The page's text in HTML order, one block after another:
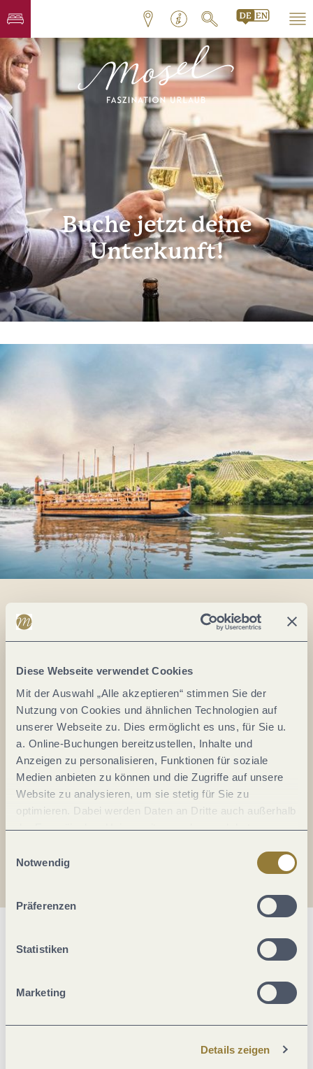
Diese Webseite verwendet Cookies
Mit der Auswahl „Alle akzeptieren“ stimmen Sie der
Nutzung von Cookies und ähnlichen Technologien auf
unserer Webseite zu. Dies ermöglicht es uns, für Sie u.
a. Online-Buchungen bereitzustellen, Inhalte und
Anzeigen zu personalisieren, Funktionen für soziale
Medien anbieten zu können und die Zugriffe auf unsere
Website zu analysieren, um sie stetig für Sie zu
optimieren. Dabei werden Daten an Dritte auch außerhalb
der Europäischen Union weitergegeben und dort
jederzeit widerrufen werden. Mit der Auswahl "Alle
ablehnen" kann es zu Beeinträchtigungen in der Nutzung
Notwendig
Präferenzen
Statistiken
Marketing
Details zeigen
Buche jetzt deine
Unterkunft!
Alles im Fluss...
Mosel im Abo: Mit unserem Newsletter
Ihre
E-
Mail-
Adresse:
*
Ich erkläre mich mit der
Datenschutzerklärung